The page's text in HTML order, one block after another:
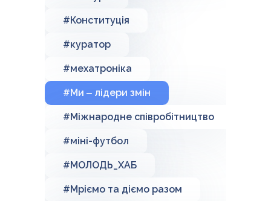
#Конституція
#куратор
#мехатроніка
#Ми ‒ лідери змін
#Міжнародне співробітництво
#міні-футбол
#МОЛОДЬ_ХАБ
#Мріємо та діємо разом